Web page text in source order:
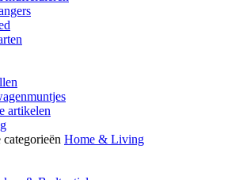
artikelen
Home & Living